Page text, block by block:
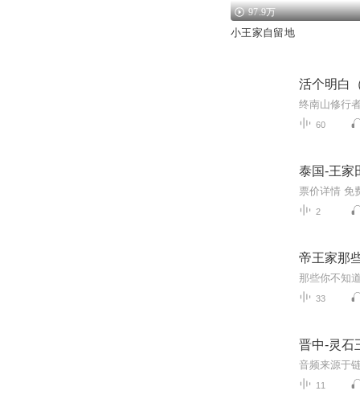
97.9万
小王家自留地
活个明白
60
泰国-王家
2
帝王家那
那些你不知
33
晋中-灵石
11